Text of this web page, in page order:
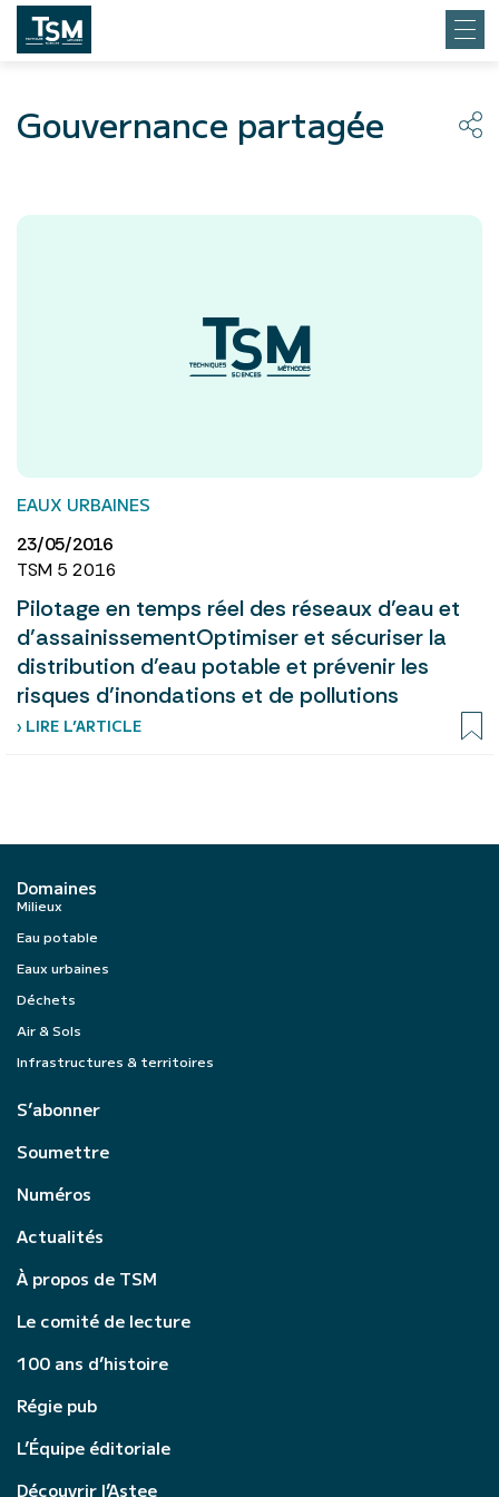
Gouvernance partagée
EAUX URBAINES
23/05/2016
TSM 5 2016
Pilotage en temps réel des réseaux d’eau et
d’assainissementOptimiser et sécuriser la
distribution d’eau potable et prévenir les
risques d’inondations et de pollutions
› LIRE L’ARTICLE
Domaines
Milieux
Eau potable
Eaux urbaines
Déchets
Air & Sols
Infrastructures & territoires
S’abonner
Soumettre
Numéros
Actualités
À propos de TSM
Le comité de lecture
100 ans d’histoire
Régie pub
L’Équipe éditoriale
Découvrir l’Astee